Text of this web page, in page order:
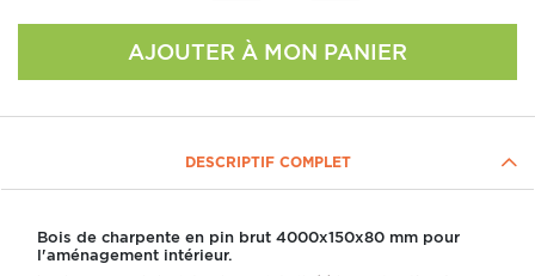
AJOUTER À MON PANIER
DESCRIPTIF COMPLET
Bois de charpente en pin brut 4000x150x80 mm pour
l'aménagement intérieur.